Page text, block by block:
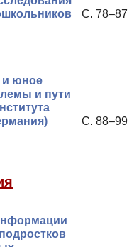
С. 78–87
и юное
и пути
С. 88–99